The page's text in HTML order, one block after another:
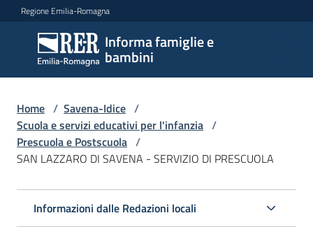
Vai al contenuto
Vai alla navigazione
Vai al footer
Regione Emilia-Romagna
Informa famiglie e
bambini
Informa
famiglie
e
bambini
Argomenti
Servizi
Home / Savena-Idice /
Scuola e servizi educativi per l'infanzia /
Prescuola e Postscuola /
SAN LAZZARO DI SAVENA - SERVIZIO DI PRESCUOLA
Informazioni dalle Redazioni locali